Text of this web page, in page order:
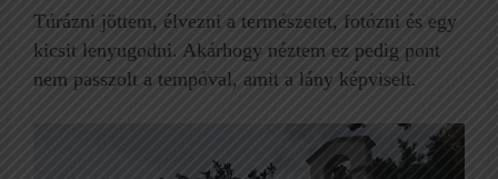
Túrázni jöttem, élvezni a természetet, fotózni és egy
kicsit lenyugodni. Akárhogy néztem ez pedig pont
nem passzolt a tempóval, amit a lány képviselt.